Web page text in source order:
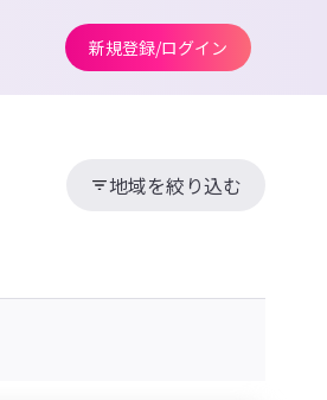
新規登録/ログイン
地域を絞り込む